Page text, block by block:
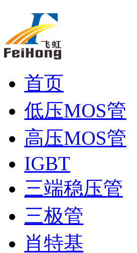
首页
低压MOS管
高压MOS管
IGBT
三端稳压管
三极管
肖特基